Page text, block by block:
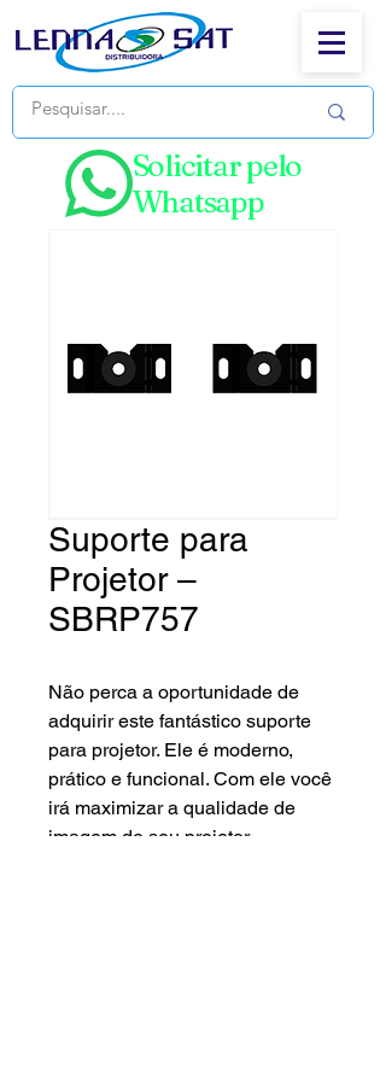
Solicitar pelo
Whatsapp
Suporte para
Projetor –
SBRP757
Não perca a oportunidade de
adquirir este fantástico suporte
para projetor. Ele é moderno,
prático e funcional. Com ele você
irá maximizar a qualidade de
imagem do seu projetor,